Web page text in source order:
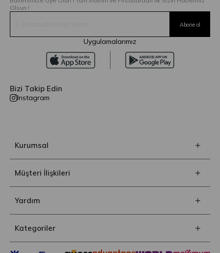
Olsun !
Uygulamalarımız
Bizi Takip Edin
Instagram
Kurumsal
Müşteri İlişkileri
Yardım
Kategoriler